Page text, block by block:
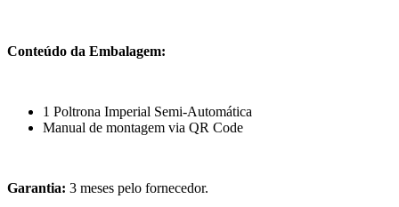
Conteúdo da Embalagem:
1 Poltrona Imperial Semi-Automática
Manual de montagem via QR Code
Garantia: 3 meses pelo fornecedor.